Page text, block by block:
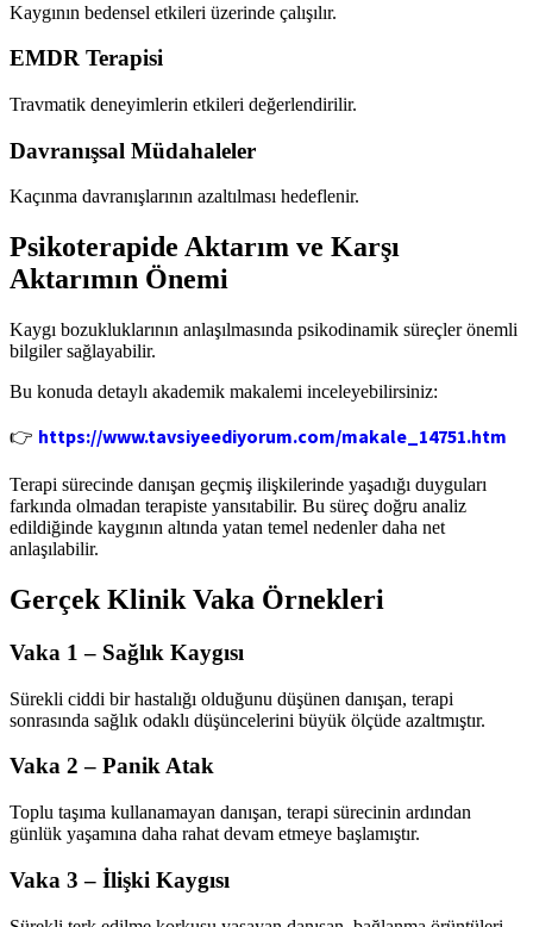
Kaygının bedensel etkileri üzerinde çalışılır.
EMDR Terapisi
Travmatik deneyimlerin etkileri değerlendirilir.
Davranışsal Müdahaleler
Kaçınma davranışlarının azaltılması hedeflenir.
Psikoterapide Aktarım ve Karşı
Aktarımın Önemi
Kaygı bozukluklarının anlaşılmasında psikodinamik süreçler önemli
bilgiler sağlayabilir.
Bu konuda detaylı akademik makalemi inceleyebilirsiniz:
👉 https://www.tavsiyeediyorum.com/makale_14751.htm
Terapi sürecinde danışan geçmiş ilişkilerinde yaşadığı duyguları
farkında olmadan terapiste yansıtabilir. Bu süreç doğru analiz
edildiğinde kaygının altında yatan temel nedenler daha net
anlaşılabilir.
Gerçek Klinik Vaka Örnekleri
Vaka 1 – Sağlık Kaygısı
Sürekli ciddi bir hastalığı olduğunu düşünen danışan, terapi
sonrasında sağlık odaklı düşüncelerini büyük ölçüde azaltmıştır.
Vaka 2 – Panik Atak
Toplu taşıma kullanamayan danışan, terapi sürecinin ardından
günlük yaşamına daha rahat devam etmeye başlamıştır.
Vaka 3 – İlişki Kaygısı